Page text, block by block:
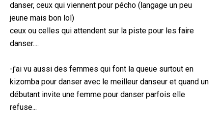
danser, ceux qui viennent pour pécho (langage un peu
jeune mais bon lol)
ceux ou celles qui attendent sur la piste pour les faire
danser....
-j'ai vu aussi des femmes qui font la queue surtout en
kizomba pour danser avec le meilleur danseur et quand un
débutant invite une femme pour danser parfois elle
refuse...